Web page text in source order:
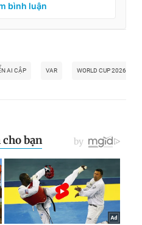
bình luận
AI CẬP VAR WORLD CUP 2026